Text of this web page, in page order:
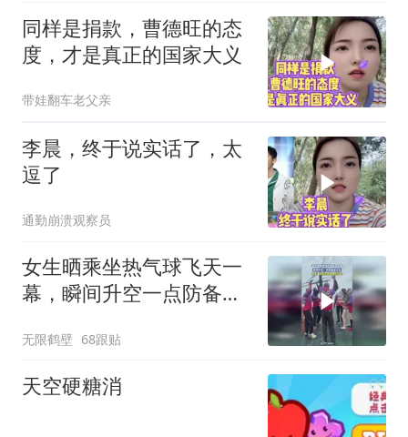
同样是捐款，曹德旺的态
度，才是真正的国家大义
带娃翻车老父亲
李晨，终于说实话了，太
逗了
通勤崩溃观察员
女生晒乘坐热气球飞天一
幕，瞬间升空一点防备都
无限鹤壁 68跟贴
天空硬糖消